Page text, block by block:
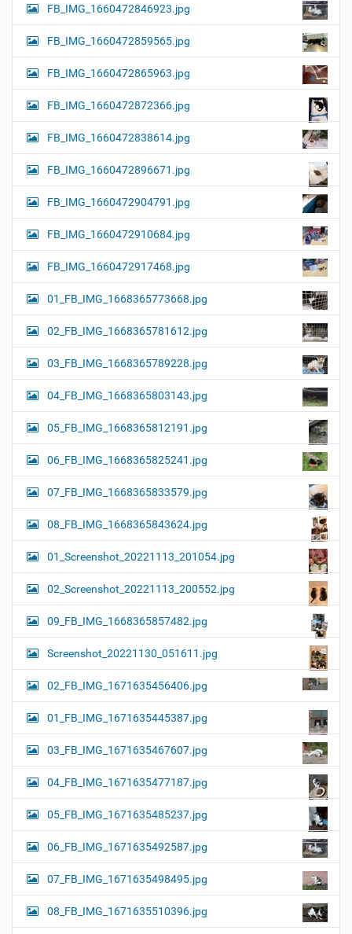
FB_IMG_1660472846923.jpg
FB_IMG_1660472859565.jpg
FB_IMG_1660472865963.jpg
FB_IMG_1660472872366.jpg
FB_IMG_1660472838614.jpg
FB_IMG_1660472896671.jpg
FB_IMG_1660472904791.jpg
FB_IMG_1660472910684.jpg
FB_IMG_1660472917468.jpg
01_FB_IMG_1668365773668.jpg
02_FB_IMG_1668365781612.jpg
03_FB_IMG_1668365789228.jpg
04_FB_IMG_1668365803143.jpg
05_FB_IMG_1668365812191.jpg
06_FB_IMG_1668365825241.jpg
07_FB_IMG_1668365833579.jpg
08_FB_IMG_1668365843624.jpg
01_Screenshot_20221113_201054.jpg
02_Screenshot_20221113_200552.jpg
09_FB_IMG_1668365857482.jpg
Screenshot_20221130_051611.jpg
02_FB_IMG_1671635456406.jpg
01_FB_IMG_1671635445387.jpg
03_FB_IMG_1671635467607.jpg
04_FB_IMG_1671635477187.jpg
05_FB_IMG_1671635485237.jpg
06_FB_IMG_1671635492587.jpg
07_FB_IMG_1671635498495.jpg
08_FB_IMG_1671635510396.jpg